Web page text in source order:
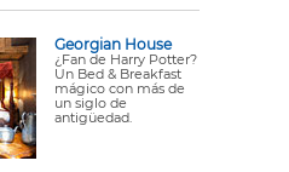
Georgian House
¿Fan de Harry Potter?
Un Bed & Breakfast
mágico con más de
un siglo de
antigüedad.